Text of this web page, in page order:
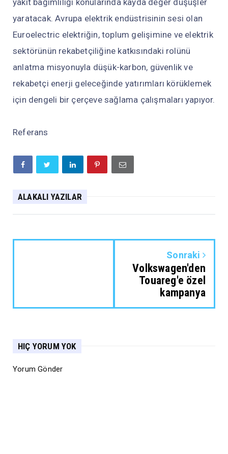
yaratacak. Avrupa elektrik endüstrisinin sesi olan
Euroelectric elektriğin, toplum gelişimine ve elektrik
sektörünün rekabetçiliğine katkısındaki rolünü
anlatma misyonuyla düşük-karbon, güvenlik ve
rekabetçi enerji geleceğinde yatırımları körüklemek
için dengeli bir çerçeve sağlama çalışmaları yapıyor.
Referans
ALAKALI YAZILAR
Sonraki
Volkswagen'den
Touareg'e özel
kampanya
HIÇ YORUM YOK
Yorum Gönder